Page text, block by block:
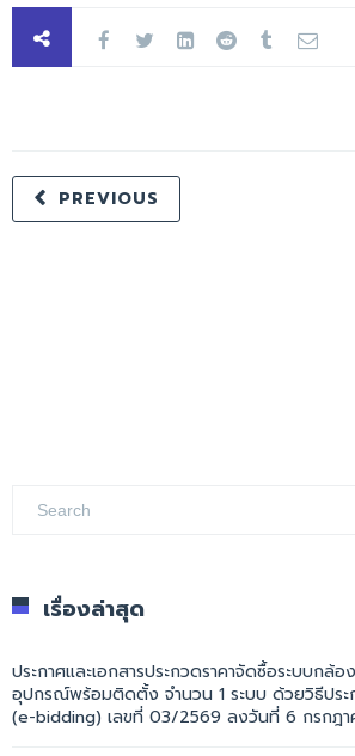
PREVIOUS
เรื่องล่าสุด
ประกาศและเอกสารประกวดราคาจัดซื้อระบบกล้
อุปกรณ์พร้อมติดตั้ง จำนวน 1 ระบบ ด้วยวิธีประ
(e-bidding) เลขที่ 03/2569 ลงวันที่ 6 กรกฎ